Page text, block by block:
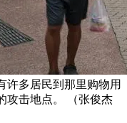
许多居民到那里购物用
攻击地点。 （张俊杰